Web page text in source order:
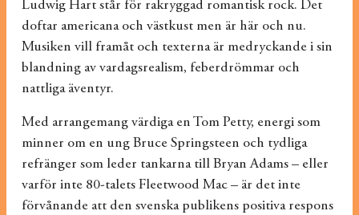
Ludwig Hart står för rakryggad romantisk rock. Det
doftar americana och västkust men är här och nu.
Musiken vill framåt och texterna är medryckande i sin
blandning av vardagsrealism, feberdrömmar och
nattliga äventyr.
Med arrangemang värdiga en Tom Petty, energi som
minner om en ung Bruce Springsteen och tydliga
refränger som leder tankarna till Bryan Adams – eller
varför inte 80-talets Fleetwood Mac – är det inte
förvånande att den svenska publikens positiva respons